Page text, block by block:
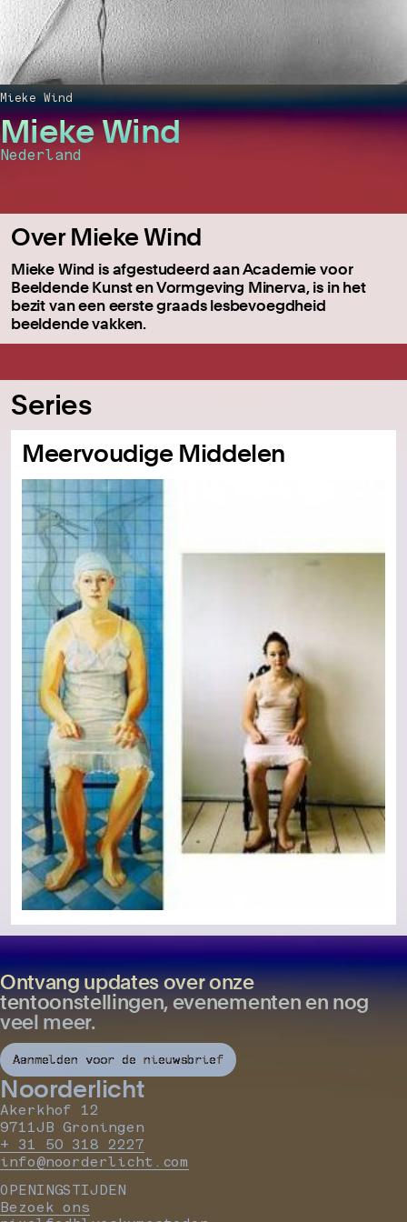
Mieke Wind
Nederland
Mieke Wind
Over Mieke Wind
Mieke Wind is afgestudeerd aan Academie voor
Beeldende Kunst en Vormgeving Minerva, is in het
bezit van een eerste graads lesbevoegdheid
beeldende vakken.
Series
Meervoudige Middelen
Ontvang updates over onze
tentoonstellingen, evenementen en nog
veel meer.
Aanmelden voor de nieuwsbrief
Noorderlicht
Akerkhof 12
9711JB Groningen
+ 31 50 318 2227
info@noorderlicht.com
OPENINGSTIJDEN
Bezoek ons